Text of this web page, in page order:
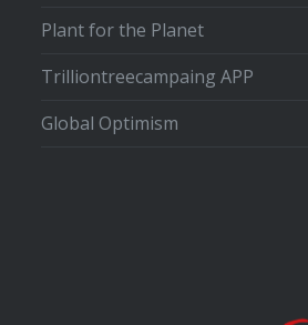
Plant for the Planet
Trilliontreecampaing APP
Global Optimism